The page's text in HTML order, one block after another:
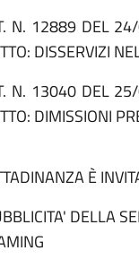
N. 12889 DEL
DISSERVIZI
N. 13040 DEL
DIMISSIONI
È
DELLA